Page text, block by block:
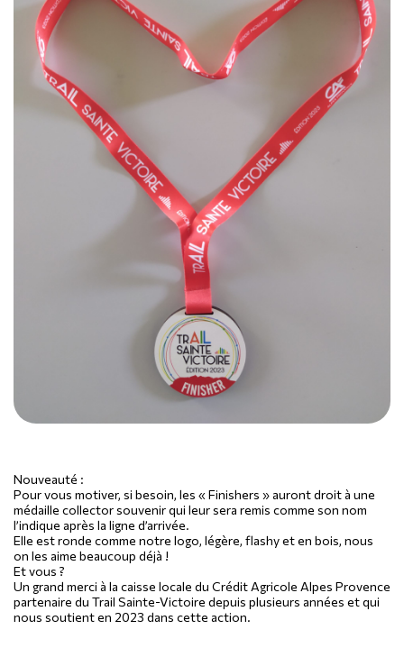
Nouveauté :
Pour vous motiver, si besoin, les « Finishers » auront droit à une
médaille collector souvenir qui leur sera remis comme son nom
l’indique après la ligne d’arrivée.
Elle est ronde comme notre logo, légère, flashy et en bois, nous
on les aime beaucoup déjà !
Et vous ?
Un grand merci à la caisse locale du Crédit Agricole Alpes Provence
partenaire du Trail Sainte-Victoire depuis plusieurs années et qui
nous soutient en 2023 dans cette action.